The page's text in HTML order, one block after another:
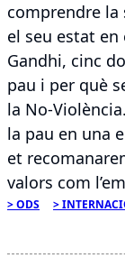
comprendre la
el seu estat
Gandhi, cinc
pau i per què
la No-
la pau en una
et
valors com
ODS